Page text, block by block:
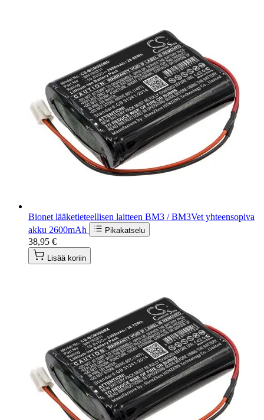
Bionet lääketieteellisen laitteen BM3 / BM3Vet yhteensopiva
akku 2600mAh
Pikakatselu
38,95 €
Lisää koriin